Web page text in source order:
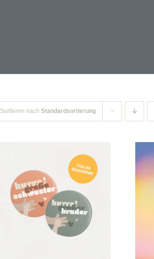
Sortieren nach Standardsortierung
IN DEN WARENKORB
/
DETAILS